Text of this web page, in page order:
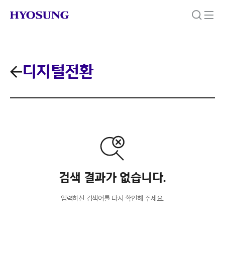
디지털전환
검색 결과가 없습니다.
입력하신 검색어를 다시 확인해 주세요.